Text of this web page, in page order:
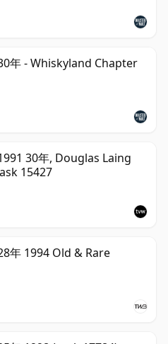
年 - Whiskyland Chapter
30年, Douglas Laing
15427
年 1994 Old & Rare